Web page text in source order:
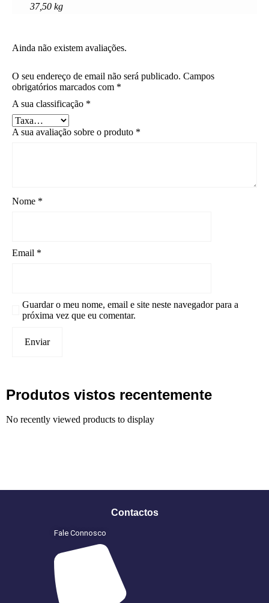
37,50 kg
Ainda não existem avaliações.
O seu endereço de email não será publicado. Campos
obrigatórios marcados com *
A sua classificação *
A sua avaliação sobre o produto *
Nome *
Email *
Guardar o meu nome, email e site neste navegador para a
próxima vez que eu comentar.
Produtos vistos recentemente
No recently viewed products to display
Contactos
Fale Connosco